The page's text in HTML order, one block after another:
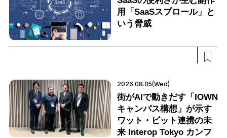
用「SaaSスプロール」と
いう脅威
2026.08.05(Wed)
街がAIで動きだす「IOWN
キャンパス構想」が示す
ワット・ビット連携の未
来 Interop Tokyo カンフ